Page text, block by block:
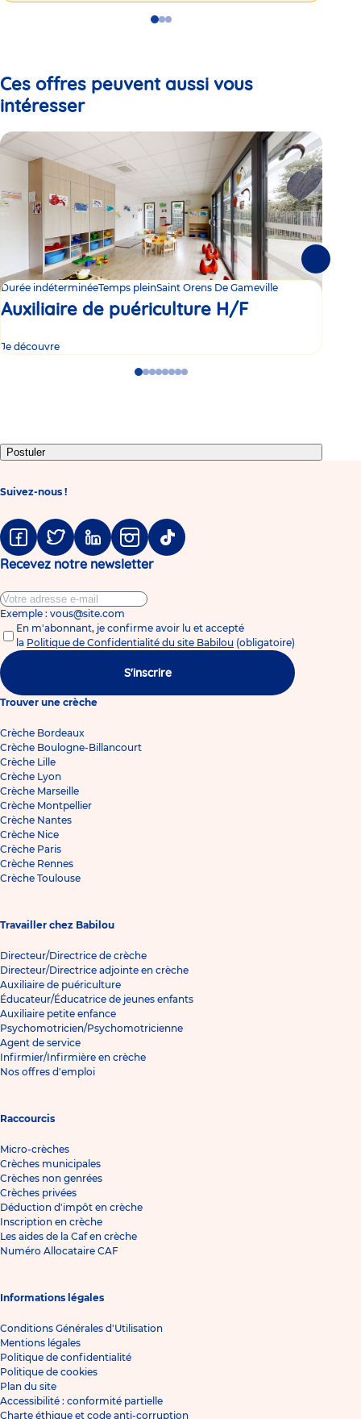
GoGoGo
Ces offres peuvent aussi vous
intéresser
Durée indéterminéeTemps pleinSaint Orens De Gameville
Auxiliaire de puériculture H/F
Je découvre
GoGoGoGoGoGo
GoGo
Postuler
Suivez-nous !
FacebookTwitter LinkedinInstagramTiktok
Recevez notre newsletter
Exemple : vous@site.com
En m'abonnant, je confirme avoir lu et accepté
la Politique de Confidentialité du site Babilou (obligatoire)
S'inscrire
Trouver une crèche
Crèche Bordeaux
Crèche Boulogne-Billancourt
Crèche Lille
Crèche Lyon
Crèche Marseille
Crèche Montpellier
Crèche Nantes
Crèche Nice
Crèche Paris
Crèche Rennes
Crèche Toulouse
Travailler chez Babilou
Directeur/Directrice de crèche
Directeur/Directrice adjointe en crèche
Auxiliaire de puériculture
Éducateur/Éducatrice de jeunes enfants
Auxiliaire petite enfance
Psychomotricien/Psychomotricienne
Agent de service
Infirmier/Infirmière en crèche
Nos offres d'emploi
Raccourcis
Micro-crèches
Crèches municipales
Crèches non genrées
Crèches privées
Déduction d'impôt en crèche
Inscription en crèche
Les aides de la Caf en crèche
Numéro Allocataire CAF
Informations légales
Conditions Générales d'Utilisation
Mentions légales
Politique de confidentialité
Politique de cookies
Plan du site
Accessibilité : conformité partielle
Charte éthique et code anti-corruption